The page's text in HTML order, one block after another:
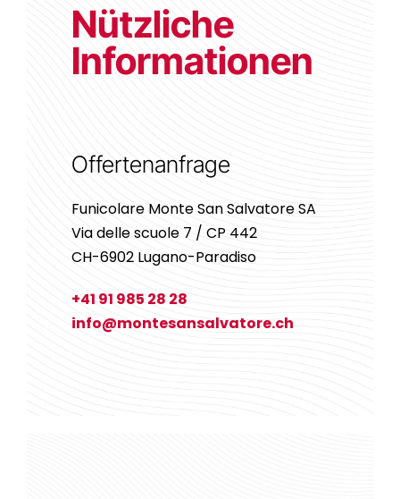
Nützliche
Informationen
Offertenanfrage
Funicolare Monte San Salvatore SA
Via delle scuole 7 / CP 442
CH-6902 Lugano-Paradiso
+41 91 985 28 28
info@montesansalvatore.ch